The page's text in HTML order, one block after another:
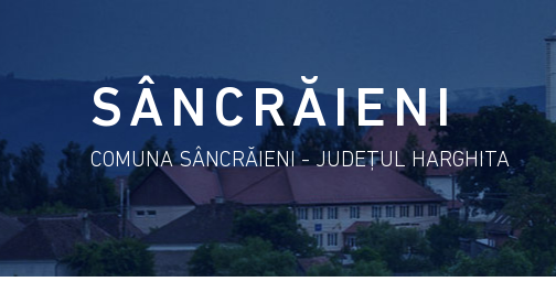
SÂNCRĂIENI
COMUNA SÂNCRĂIENI - JUDEŢUL HARGHITA